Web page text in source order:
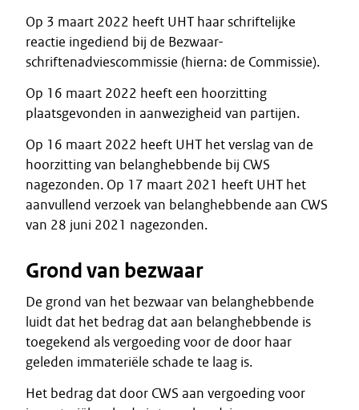
Op 3 maart 2022 heeft UHT haar schriftelijke
reactie ingediend bij de Bezwaar-
schriftenadviescommissie (hierna: de Commissie).
Op 16 maart 2022 heeft een hoorzitting
plaatsgevonden in aanwezigheid van partijen.
Op 16 maart 2022 heeft UHT het verslag van de
hoorzitting van belanghebbende bij CWS
nagezonden. Op 17 maart 2021 heeft UHT het
aanvullend verzoek van belanghebbende aan CWS
van 28 juni 2021 nagezonden.
Grond van bezwaar
De grond van het bezwaar van belanghebbende
luidt dat het bedrag dat aan belanghebbende is
toegekend als vergoeding voor de door haar
geleden immateriële schade te laag is.
Het bedrag dat door CWS aan vergoeding voor